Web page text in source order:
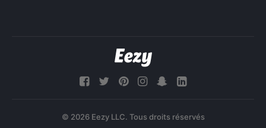
© 2026 Eezy LLC. Tous droits réservés